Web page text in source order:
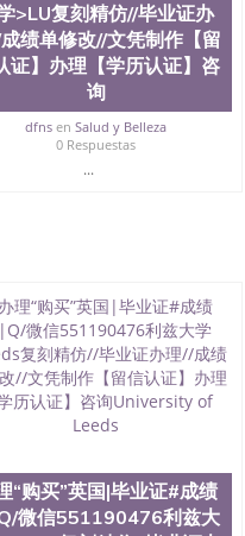
>LU复刻精仿//毕业证办
绩单修改//文凭制作【留
证】办理【学历认证】咨
询
dfns enSalud y Belleza
0 Respuestas
...
“购买”英国|毕业证#成绩
微信551190476利兹大